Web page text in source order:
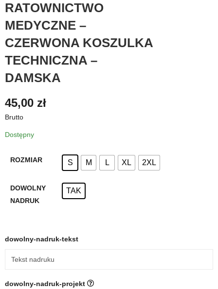
RATOWNICTWO
MEDYCZNE –
CZERWONA KOSZULKA
TECHNICZNA –
DAMSKA
45,00 zł
Brutto
Dostępny
ROZMIAR S M L XL 2XL
DOWOLNY
NADRUK
TAK
dowolny-nadruk-tekst
dowolny-nadruk-projekt